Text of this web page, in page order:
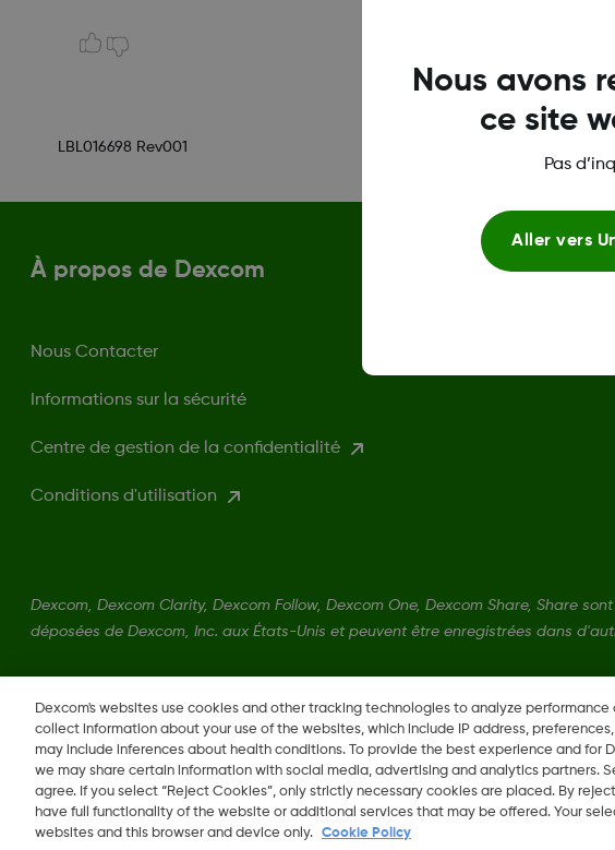
LBL016698 Rev001
À propos de Dexcom
Nous Contacter
Informations sur la sécurité
Centre de gestion de la confidentialité
Conditions d'utilisation
Dexcom, Dexcom Clarity, Dexcom Follow, Dexcom One, Dexcom Share, Share
déposées de Dexcom, Inc. aux États-Unis et peuvent être enregistrées dans
LBL016698 Rev001
BE
Changer de région
Dexcom's websites use cookies and other tracking technologies to analyze performance
collect information about your use of the websites, which include IP address,
may include inferences about health conditions. To provide the best experience and for
we may share certain information with social media, advertising and analytics partners.
agree. If you select “Reject Cookies”, only strictly necessary cookies are placed. By
have full functionality of the website or additional services that may be offered. Your
websites and this browser and device only.
Cookie Policy
Nous avons
ce site
Pas
Aller vers